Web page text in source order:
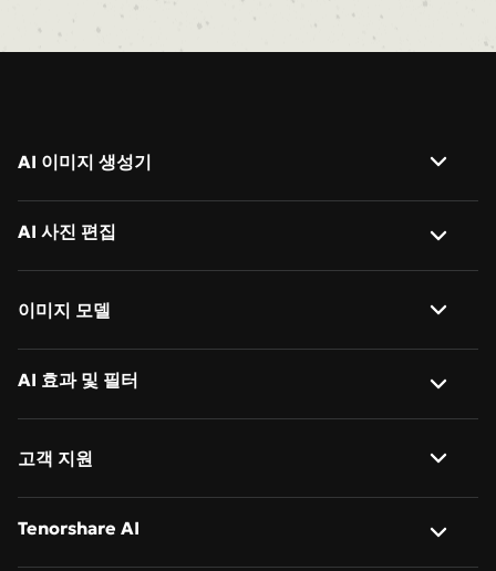
AI 이미지 생성기
이미지 → 이미지
AI 객체 제거
AI 사진 편집
사진 배경 변경
일괄 크기 조정
일괄 이름 변경
이미지 모델
Nano Banana 2
Qwen-Image-2.0
AI 효과 및 필터
지브리 스타일 AI
고객 지원
회사 소개
Tenorshare AI